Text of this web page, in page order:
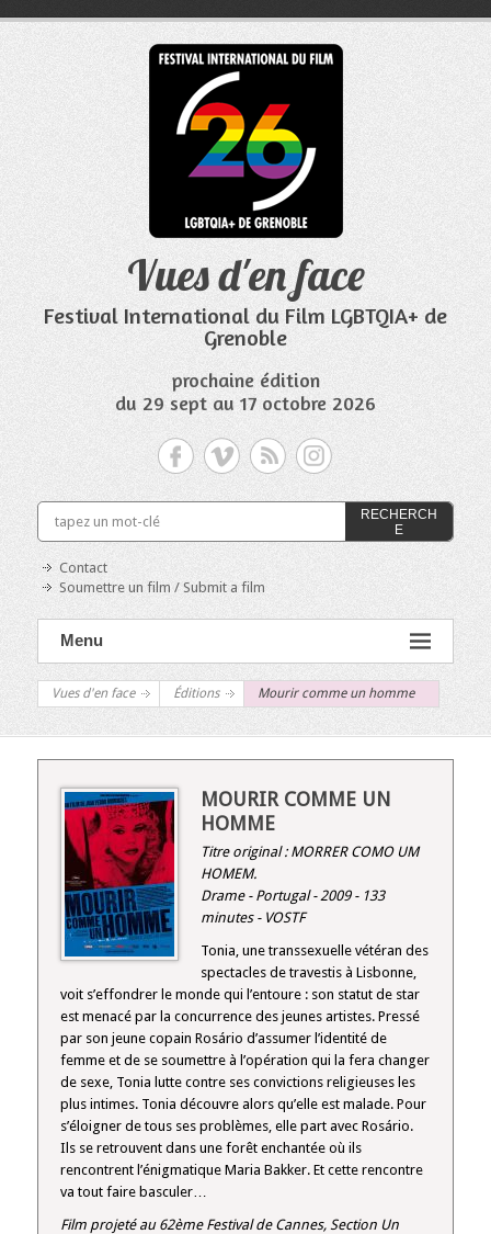
Vues d'en face
Festival International du Film LGBTQIA+ de
Grenoble
prochaine édition
du 29 sept au 17 octobre 2026
RECHERCH
E
Contact
Soumettre un film / Submit a film
Menu
Vues d'en face Éditions Mourir comme un homme
MOURIR COMME UN
HOMME
Titre original :MORRER COMO UM
HOMEM.
Drame - Portugal - 2009 - 133
minutes - VOSTF
Tonia, une transsexuelle vétéran des
spectacles de travestis à Lisbonne,
voit s’effondrer le monde qui l’entoure : son statut de star
est menacé par la concurrence des jeunes artistes. Pressé
par son jeune copain Rosário d’assumer l’identité de
femme et de se soumettre à l’opération qui la fera changer
de sexe, Tonia lutte contre ses convictions religieuses les
plus intimes. Tonia découvre alors qu’elle est malade. Pour
s’éloigner de tous ses problèmes, elle part avec Rosário.
Ils se retrouvent dans une forêt enchantée où ils
rencontrent l’énigmatique Maria Bakker. Et cette rencontre
va tout faire basculer…
Film projeté au 62ème Festival de Cannes, Section Un